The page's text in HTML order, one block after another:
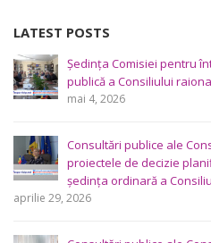
LATEST POSTS
Ședința Comisiei pentru
publică a Consiliului
mai 4, 2026
Consultări publice ale
proiectele de decizie
ședința ordinară a
aprilie 29, 2026